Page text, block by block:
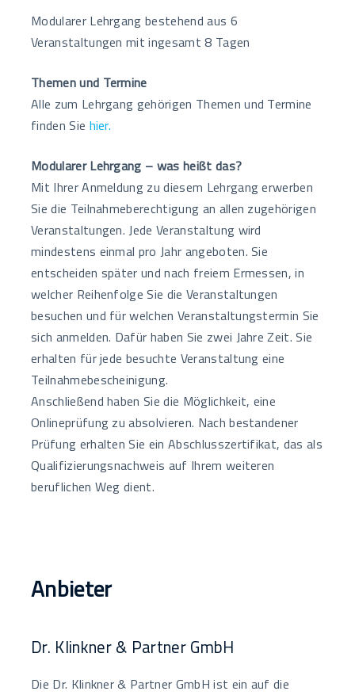
o
k
n n
k
Modularer Lehrgang bestehend aus 6
Veranstaltungen mit ingesamt 8 Tagen
Themen und Termine
Alle zum Lehrgang gehörigen Themen und Termine
finden Sie hier.
Modularer Lehrgang – was heißt das?
Mit Ihrer Anmeldung zu diesem Lehrgang erwerben
Sie die Teilnahmeberechtigung an allen zugehörigen
Veranstaltungen. Jede Veranstaltung wird
mindestens einmal pro Jahr angeboten. Sie
entscheiden später und nach freiem Ermessen, in
welcher Reihenfolge Sie die Veranstaltungen
besuchen und für welchen Veranstaltungstermin Sie
sich anmelden. Dafür haben Sie zwei Jahre Zeit. Sie
erhalten für jede besuchte Veranstaltung eine
Teilnahmebescheinigung.
Anschließend haben Sie die Möglichkeit, eine
Onlineprüfung zu absolvieren. Nach bestandener
Prüfung erhalten Sie ein Abschlusszertifikat, das als
Qualifizierungsnachweis auf Ihrem weiteren
beruflichen Weg dient.
Anbieter
Dr. Klinkner & Partner GmbH
Die Dr. Klinkner & Partner GmbH ist ein auf die